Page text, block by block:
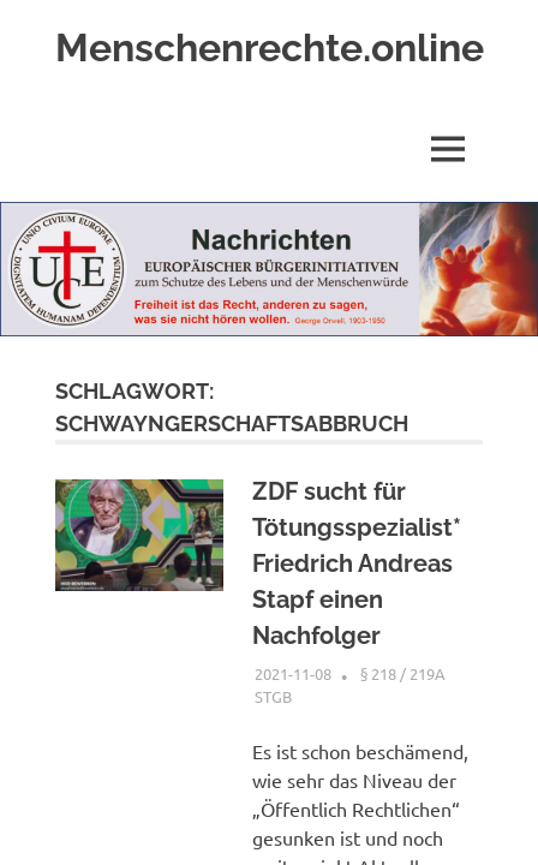
Menschenrechte.online
Geborene
wie
für
Ungeborene
MENÜ
SCHLAGWORT:
SCHWAYNGERSCHAFTSABBRUCH
ZDF sucht für
Tötungsspezialist*
Friedrich Andreas
Stapf einen
Nachfolger
2021-11-08 XX
§ 218 / 219A
STGB
Es ist schon beschämend,
wie sehr das Niveau der
„Öffentlich Rechtlichen“
gesunken ist und noch